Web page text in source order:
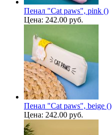
Пенал "Cat paws", pink ()
Цена: 242.00 руб.
Пенал "Cat paws", beige ()
Цена: 242.00 руб.